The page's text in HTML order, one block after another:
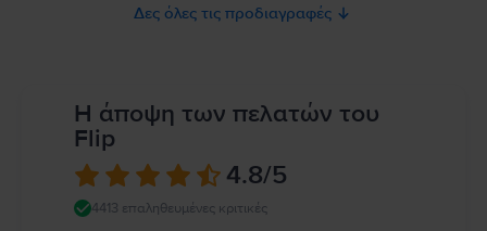
ή καιρικά φαινόμενα όπως βροχή, χιόνι και ομίχλη. Για να μειώσετε τον
κίνδυνο υπερθέρμανσης ή τραυματισμών που σχετίζονται με τη
σας μπορεί να βρίσκεται σε παρατεταμένη επαφή με τη συσκευή ή τον
προσαρμογέα τροφοδοτικού της κατά τη λειτουργία ή τη σύνδεση σε πηγή
τροφοδοσίας. Το MacBook περιέχει μαγνήτες, καθώς και εξαρτήματα και
κεραίες που εκπέμπουν ηλεκτρομαγνητικά πεδία. Αυτοί οι μαγνήτες και τα
ηλεκτρομαγνητικά πεδία ενδέχεται να επηρεάσουν τη λειτουργία ιατρικών
συσκευών. Συμβουλευτείτε τον γιατρό σας και τον κατασκευαστή της
ιατρικής σας συσκευής για πληροφορίες σχετικά με τη συσκευή σας.
Δες όλες τις προδιαγραφές
Η άποψη των πελατών του
Flip
4.8/5
4413 επαληθευμένες κριτικές